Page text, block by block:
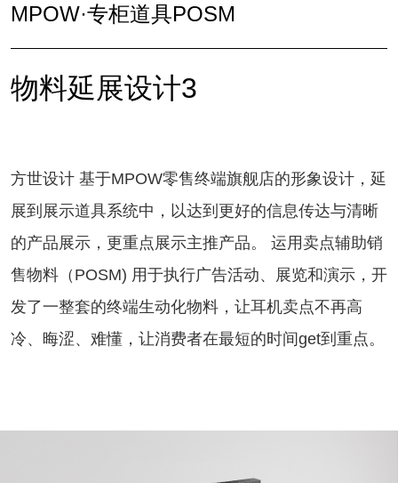
MPOW·专柜道具POSM
物料延展设计3
方世设计 基于MPOW零售终端旗舰店的形象设计，延
展到展示道具系统中，以达到更好的信息传达与清晰
的产品展示，更重点展示主推产品。 运用卖点辅助销
售物料（POSM) 用于执行广告活动、展览和演示，开
发了一整套的终端生动化物料，让耳机卖点不再高
冷、晦涩、难懂，让消费者在最短的时间get到重点。